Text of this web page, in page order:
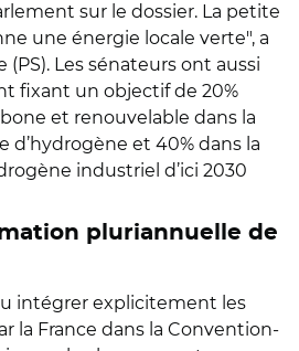
sur le dossier. La petite
une énergie locale verte", a
(PS). Les sénateurs ont aussi
fixant un objectif de 20%
et renouvelable dans la
et 40% dans la
industriel d’ici 2030
pluriannuelle de
intégrer explicitement les
la France dans la Convention-